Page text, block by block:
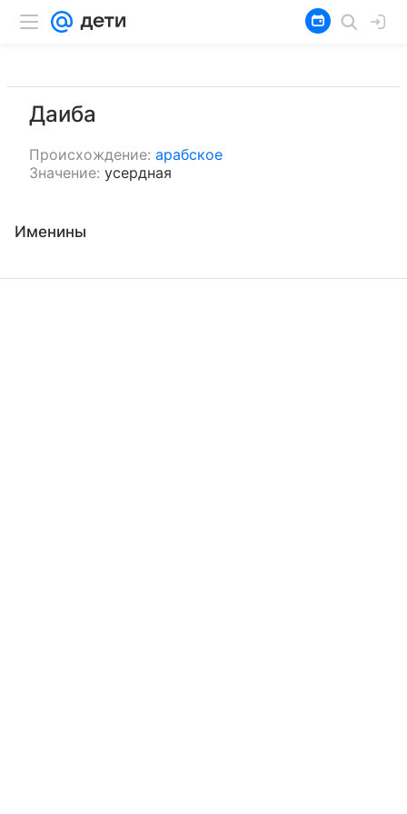
Даиба
Происхождение: арабское
Значение: усердная
Именины